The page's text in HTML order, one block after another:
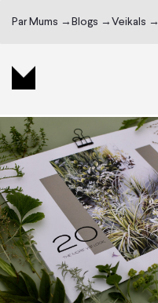
Par Mums → Blogs → Veikals →